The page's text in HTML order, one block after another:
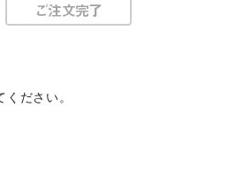
ださい。